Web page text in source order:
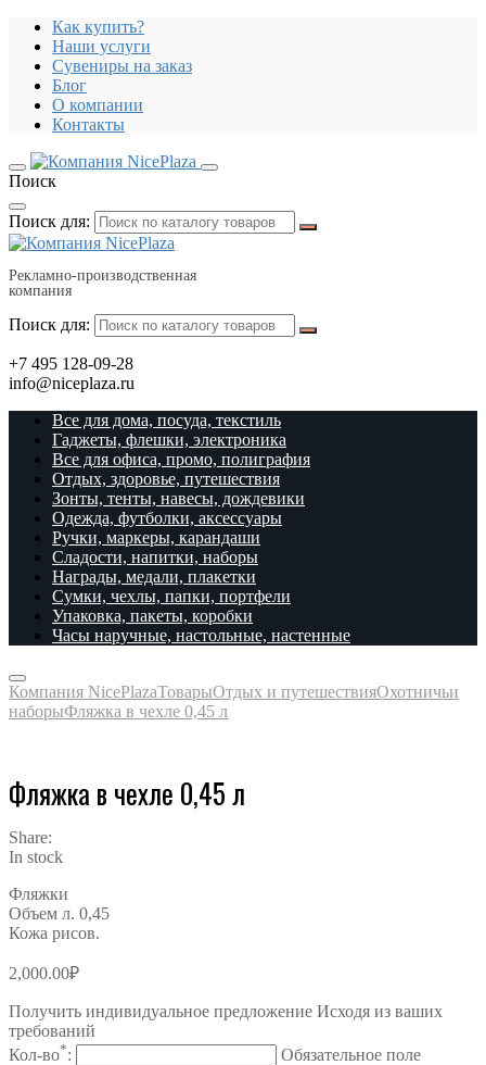
Как купить?
Наши услуги
Сувениры на заказ
Блог
О компании
Контакты
Поиск
Поиск для:
Рекламно-производственная
компания
Поиск для:
+7 495 128-09-28
info@niceplaza.ru
Все для дома, посуда, текстиль
Гаджеты, флешки, электроника
Все для офиса, промо, полиграфия
Отдых, здоровье, путешествия
Зонты, тенты, навесы, дождевики
Одежда, футболки, аксессуары
Ручки, маркеры, карандаши
Сладости, напитки, наборы
Награды, медали, плакетки
Сумки, чехлы, папки, портфели
Упаковка, пакеты, коробки
Часы наручные, настольные, настенные
Компания NicePlazaТоварыОтдых и путешествияОхотничьи
наборыФляжка в чехле 0,45 л
Фляжка в чехле 0,45 л
Share:
In stock
Фляжки
Объем л. 0,45
Кожа рисов.
2,000.00₽
Получить индивидуальное предложение Исходя из ваших
требований
Кол-во*:
Обязательное поле